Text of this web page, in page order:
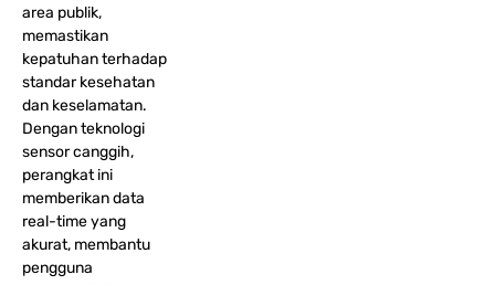
area publik,
memastikan
kepatuhan terhadap
standar kesehatan
dan keselamatan.
Dengan teknologi
sensor canggih,
perangkat ini
memberikan data
real-time yang
akurat, membantu
pengguna